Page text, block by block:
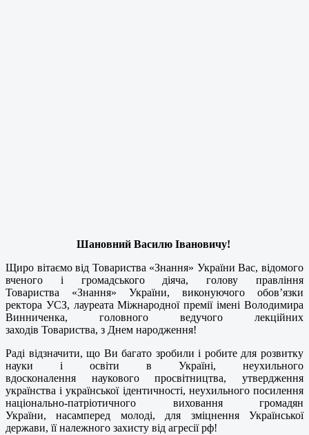
Шановний Василю Івановичу!
Щиро вітаємо від Товариства «Знання» України Вас, відомого
вченого і громадського діяча, голову правління
Товариства «Знання» України, виконуючого обов’язки
ректора УСЗ, лауреата Міжнародної премії імені Володимира
Винниченка, головного ведучого лекційних
заходів Товариства, з Днем народження!
Раді відзначити, що Ви багато зробили і робите для розвитку
науки і освіти в Україні, неухильного
вдосконалення наукового просвітництва, утвердження
українства і української ідентичності, неухильного посилення
національно-патріотичного виховання громадян
України, насамперед молоді, для зміцнення Української
держави, її належного захисту від агресії рф!